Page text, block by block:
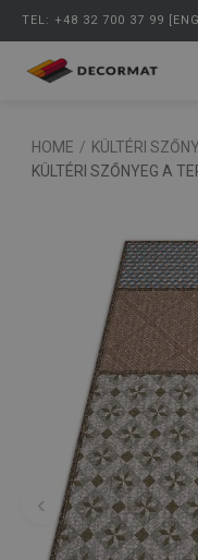
TEL: +48 32 700 37 99
HOME / KÜLTÉRI
KÜLTÉRI SZŐNYEG A
‹